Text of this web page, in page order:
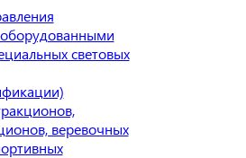
световых
веревочных